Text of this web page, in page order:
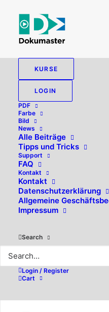
KURSE
LOGIN
PDF
Farbe
Bild
News
Alle Beiträge
Tipps und Tricks
Support
FAQ
Kontakt
Kontakt
Datenschutzerklärung
Allgemeine
Impressum
Search
Login / Register
Cart
Hallo,